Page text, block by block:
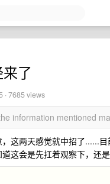
了
· 7685 views
information mentioned
这两天感觉就中招了......
这会是先扛着观察下，还